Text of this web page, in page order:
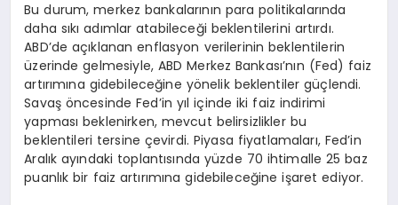
Bu durum, merkez bankalarının para politikalarında
daha sıkı adımlar atabileceği beklentilerini artırdı.
ABD’de açıklanan enflasyon verilerinin beklentilerin
üzerinde gelmesiyle, ABD Merkez Bankası’nın (Fed) faiz
artırımına gidebileceğine yönelik beklentiler güçlendi.
Savaş öncesinde Fed’in yıl içinde iki faiz indirimi
yapması beklenirken, mevcut belirsizlikler bu
beklentileri tersine çevirdi. Piyasa fiyatlamaları, Fed’in
Aralık ayındaki toplantısında yüzde 70 ihtimalle 25 baz
puanlık bir faiz artırımına gidebileceğine işaret ediyor.